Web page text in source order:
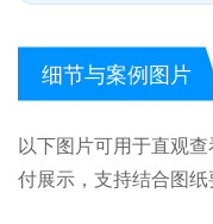
细节与案例图片
以下图片可用于直观
付展示，支持结合图纸